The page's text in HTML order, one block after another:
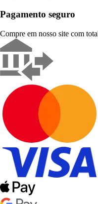
Pagamento seguro
Compre em nosso site com